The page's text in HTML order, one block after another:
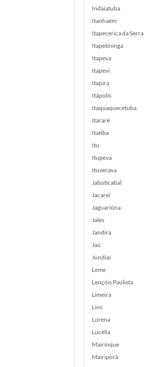
Indaiatuba
Itanhaém
Itapecerica da Serra
Itapetininga
Itapeva
Itapevi
Itapira
Itápolis
Itaquaquecetuba
Itararé
Itatiba
Itu
Itupeva
Ituverava
Jaboticabal
Jacareí
Jaguariúna
Jales
Jandira
Jaú
Jundiaí
Leme
Lençóis Paulista
Limeira
Lins
Lorena
Lucélia
Mairinque
Mairiporã